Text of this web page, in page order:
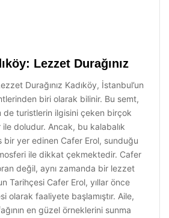
Lezzet Durağınız
Durağınız Kadıköy, İstanbul’un
biri olarak bilinir. Bu semt,
de turistlerin ilgisini çeken birçok
doludur. Ancak, bu kalabalık
bir yer edinen Cafer Erol, sunduğu
ile dikkat çekmektedir. Cafer
değil, aynı zamanda bir lezzet
Tarihçesi Cafer Erol, yıllar önce
olarak faaliyete başlamıştır. Aile,
en güzel örneklerini sunma